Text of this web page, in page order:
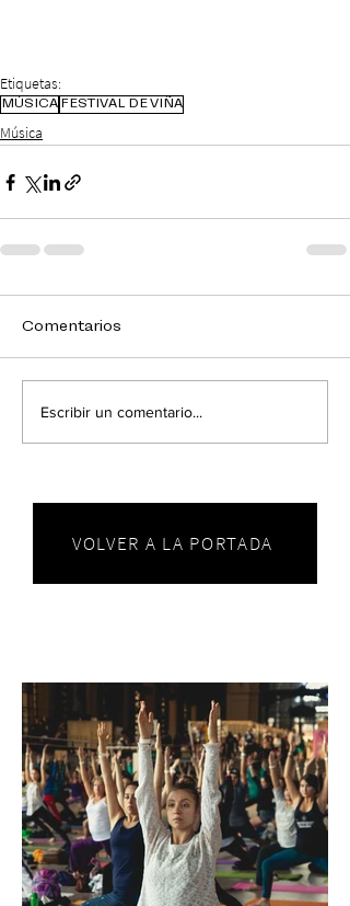
Etiquetas:
MÚSICA FESTIVAL DE VIÑA
Música
Comentarios
Escribir un comentario...
VOLVER A LA PORTADA